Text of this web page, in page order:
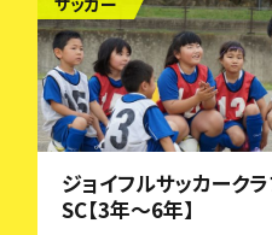
ジョイフルサッカーク
SC【3年～6年】